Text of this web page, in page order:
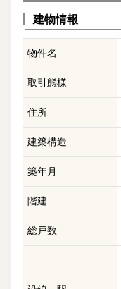
建物情報
物件名
取引態様
住所
建築構造
築年月
階建
総戸数